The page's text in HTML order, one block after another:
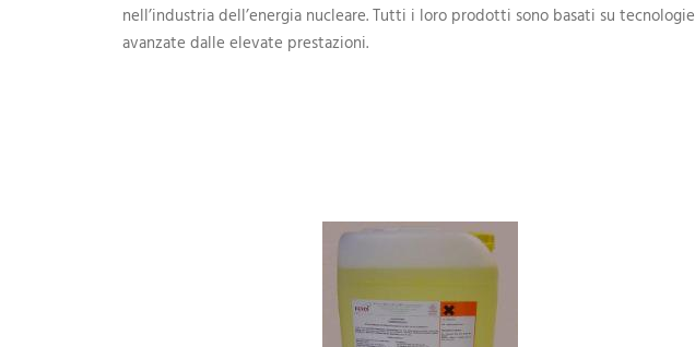
nell’industria dell’energia nucleare. Tutti i loro prodotti sono basati su tecnologie
avanzate dalle elevate prestazioni.